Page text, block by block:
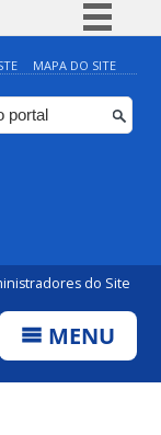
BR
MAPA DO SITE
do Site
MENU